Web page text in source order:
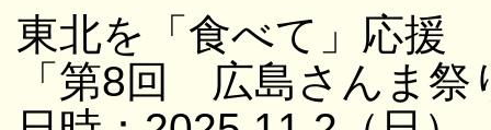
東北を「食べて」応援
「第8回 広島さんま祭